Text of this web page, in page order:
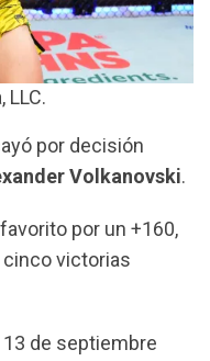
LLC.
por decisión
Volkanovski.
por un +160,
cinco victorias
13 de septiembre